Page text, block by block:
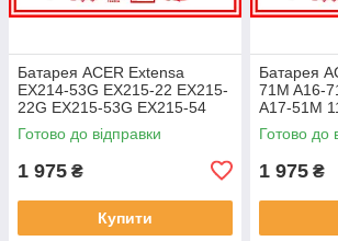
Батарея ACER Extensa
EX214-53G EX215-22 EX215-
22G EX215-53G EX215-54
EX215-54G 11.25V 4471mAh
ОРИГІНАЛ
Готово до відправки
1 975 ₴
Купити
Батарея
71M A16-
A17-51M
ОРИГІНАЛ
Готово до
1 975 ₴